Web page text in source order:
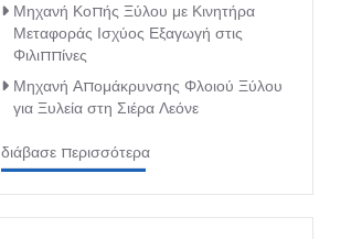
Μηχανή Κοπής Ξύλου με Κινητήρα
Μεταφοράς Ισχύος Εξαγωγή στις
Φιλιππίνες
Μηχανή Απομάκρυνσης Φλοιού Ξύλου
για Ξυλεία στη Σιέρα Λεόνε
διάβασε περισσότερα